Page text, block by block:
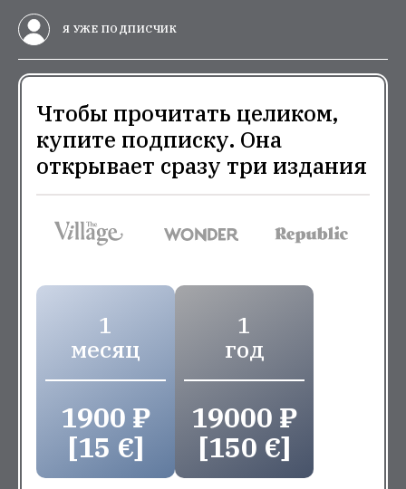
Я УЖЕ ПОДПИСЧИК
Чтобы прочитать целиком,
купите подписку. Она
открывает сразу три издания
1
месяц
1900 ₽
[15 €]
1
год
19000 ₽
[150 €]